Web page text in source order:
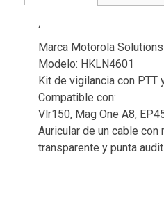
‘
Marca Motorola Solutions
Modelo: HKLN4601
Kit de vigilancia con PTT
Compatible con:
Vlr150, Mag One A8,
Auricular de un cable
transparente y punta